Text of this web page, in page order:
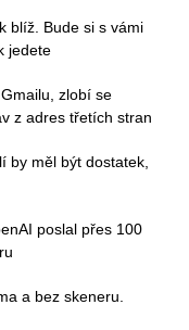
blíž. Bude si s vámi
jedete
zlobí se
z adres třetích stran
by měl být dostatek,
poslal přes 100
a bez skeneru.